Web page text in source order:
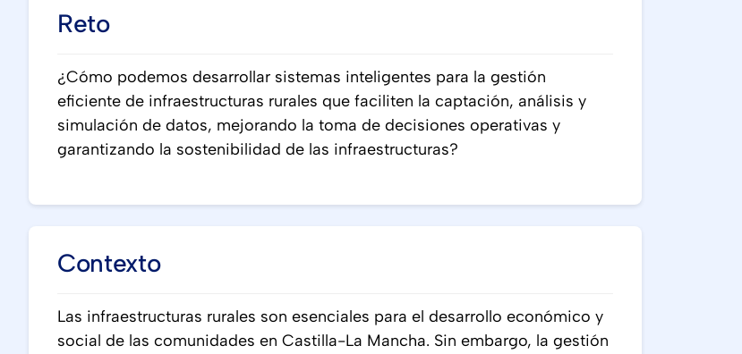
Reto
¿Cómo podemos desarrollar sistemas inteligentes para la gestión
eficiente de infraestructuras rurales que faciliten la captación, análisis y
simulación de datos, mejorando la toma de decisiones operativas y
garantizando la sostenibilidad de las infraestructuras?
Contexto
Las infraestructuras rurales son esenciales para el desarrollo económico y
social de las comunidades en Castilla-La Mancha. Sin embargo, la gestión